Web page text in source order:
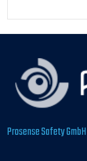
Prosense Safety GmbH